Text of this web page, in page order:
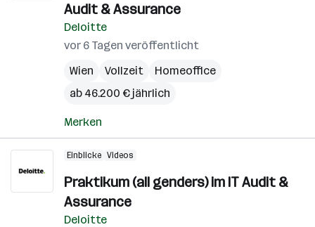
Audit & Assurance
Deloitte
vor 6 Tagen veröffentlicht
Wien
Vollzeit
Homeoffice
ab 46.200 € jährlich
Merken
Einblicke Videos
Praktikum (all genders) im IT Audit &
Assurance
Deloitte